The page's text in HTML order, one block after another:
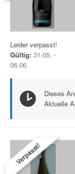
Leider verpasst!
Gültig: 31.05. -
06.06.
Dieses
Aktuelle
Verpasst!